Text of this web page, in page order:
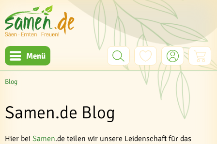
Menü
Blog
Samen.de Blog
Hier bei Samen.de teilen wir unsere Leidenschaft für das